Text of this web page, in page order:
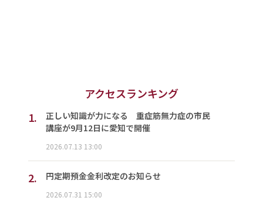
アクセスランキング
1.
正しい知識が力になる 重症筋無力症の市民
講座が9月12日に愛知で開催
2026.07.13 13:00
2. 円定期預金金利改定のお知らせ
2026.07.31 15:00